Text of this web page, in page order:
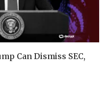
Can Dismiss SEC,